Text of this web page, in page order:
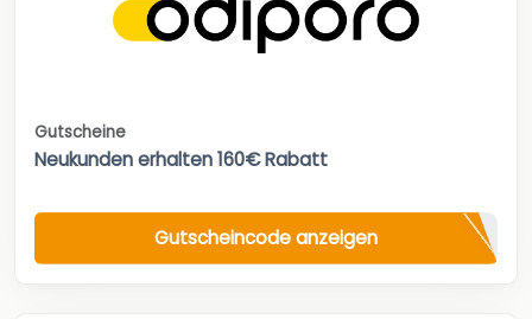
Gutscheine
Neukunden erhalten 160€ Rabatt
Gutscheincode anzeigen